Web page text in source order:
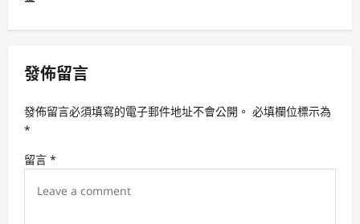
a
v
g
a
t
i
發佈留言
發佈留言必須填寫的電子郵件地址不會公開。 必填欄位標示為
*
留言 *